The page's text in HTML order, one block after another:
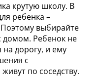
крутую школу. В
ребенка –
выбирайте
Ребенок не
на дорогу, и ему
с
по соседству.